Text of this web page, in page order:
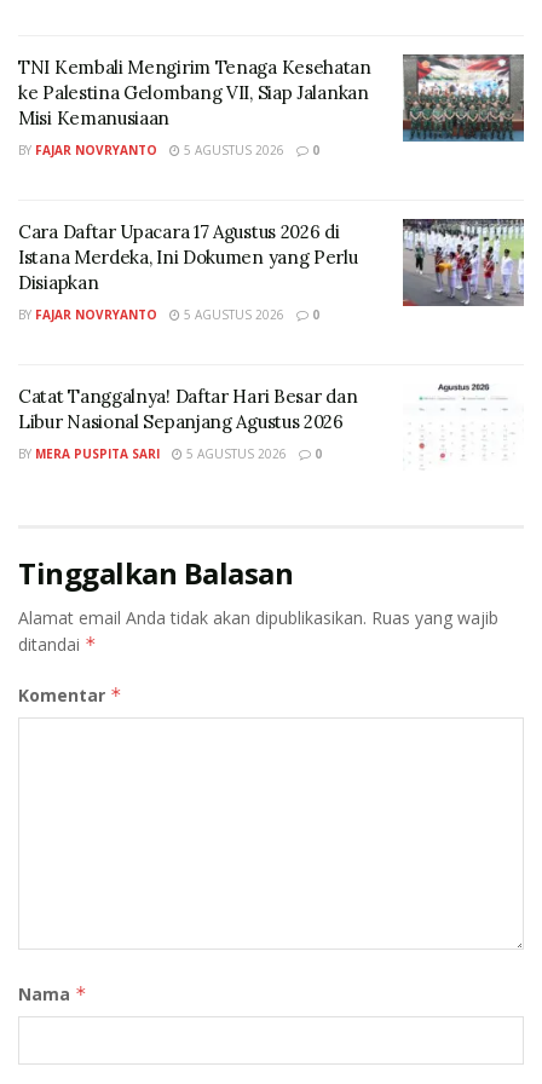
dibayarkan sekaligus Rp1,8 juta, bagi warga yang
masih menunggu pembangunan rumah tetap atau
memilih tinggal sementara di tempat lain.
Mendagri menegaskan bahwa anggaran bantuan
untuk segera dieksekusi. Ia juga mengingatkan
pentingnya validasi data dari pemerintah daerah agar
penyaluran bantuan tepat sasaran dan akuntabel,
mengingat dana yang digunakan merupakan uang
pendataan turut melibatkan Badan Pusat Statistik
guna memastikan keakuratan.
Dengan langkah tersebut, pemerintah menegaskan
memiliki hunian yang layak, aman, dan bermartabat.
Tags: Bantuan Pemerintah BNPB
Dana Tunggu Hunian
Kabar5News
Presiden Prabowo Subianto
Sumatera
TNI Kembali Mengirim Tenaga Kesehatan
ke Palestina Gelombang VII, Siap Jalankan
Misi Kemanusiaan
BY FAJAR NOVRYANTO 5 AGUSTUS 2026 0
Cara Daftar Upacara 17 Agustus 2026 di
Istana Merdeka, Ini Dokumen yang Perlu
Disiapkan
BY FAJAR NOVRYANTO 5 AGUSTUS 2026 0
Catat Tanggalnya! Daftar Hari Besar dan
Libur Nasional Sepanjang Agustus 2026
BY MERA PUSPITA SARI 5 AGUSTUS 2026 0
Tinggalkan Balasan
Alamat email Anda tidak akan dipublikasikan. Ruas yang wajib
ditandai *
Komentar *
Nama *